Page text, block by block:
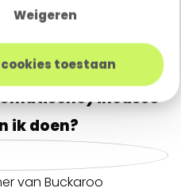
Weigeren
toestaan
incasso
ik doen?
van Buckaroo